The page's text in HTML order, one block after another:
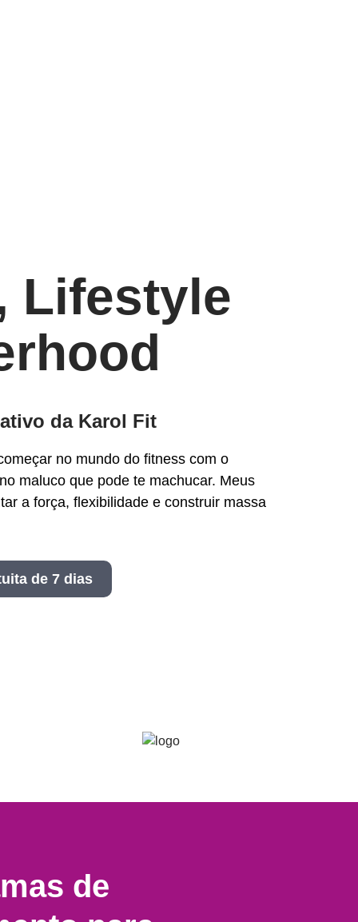
Lifestyle
da Karol Fit
no mundo do fitness com o
maluco que pode te machucar. Meus
a força, flexibilidade e construir massa
de 7 dias
de